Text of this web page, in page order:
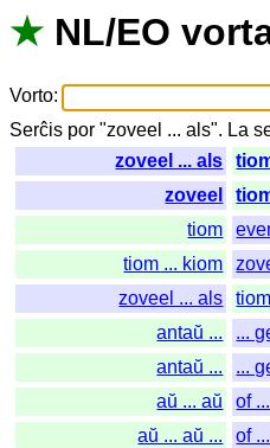
★ NL/EO
Vorto:
Serĉis por "zoveel ... als". La
zoveel ... als
zoveel
tiom
tiom ... kiom
zoveel ... als
antaŭ ...
...
antaŭ ...
...
aŭ ... aŭ
of
aŭ ... aŭ ...
of